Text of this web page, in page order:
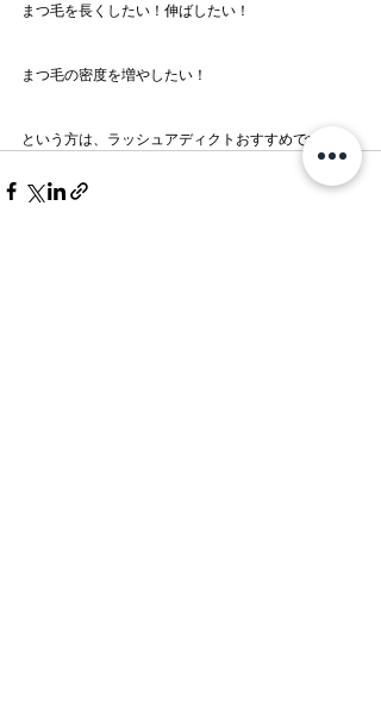
まつ毛を長くしたい！伸ばしたい！
まつ毛の密度を増やしたい！
という方は、ラッシュアディクトおすすめです♪